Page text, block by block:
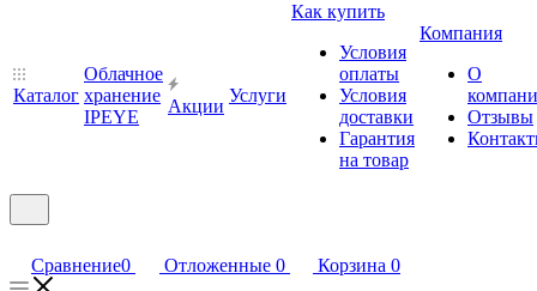
Каталог
Облачное
хранение
IPEYE
Акции
Услуги
Как купить
Условия
оплаты
Условия
доставки
Гарантия
на товар
Компания
О
Отзывы
Сравнение0 Отложенные 0 Корзина 0